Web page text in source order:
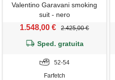
Valentino Garavani smoking
suit - nero
1.548,00 € 2.425,00 €
Sped. gratuita
52-54
Farfetch